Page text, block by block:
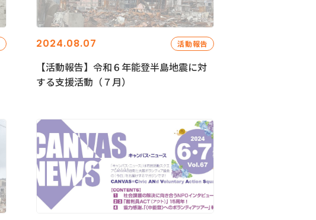
2024.08.07 活動報告
【活動報告】令和６年能登半島地震に対
する支援活動（７月）